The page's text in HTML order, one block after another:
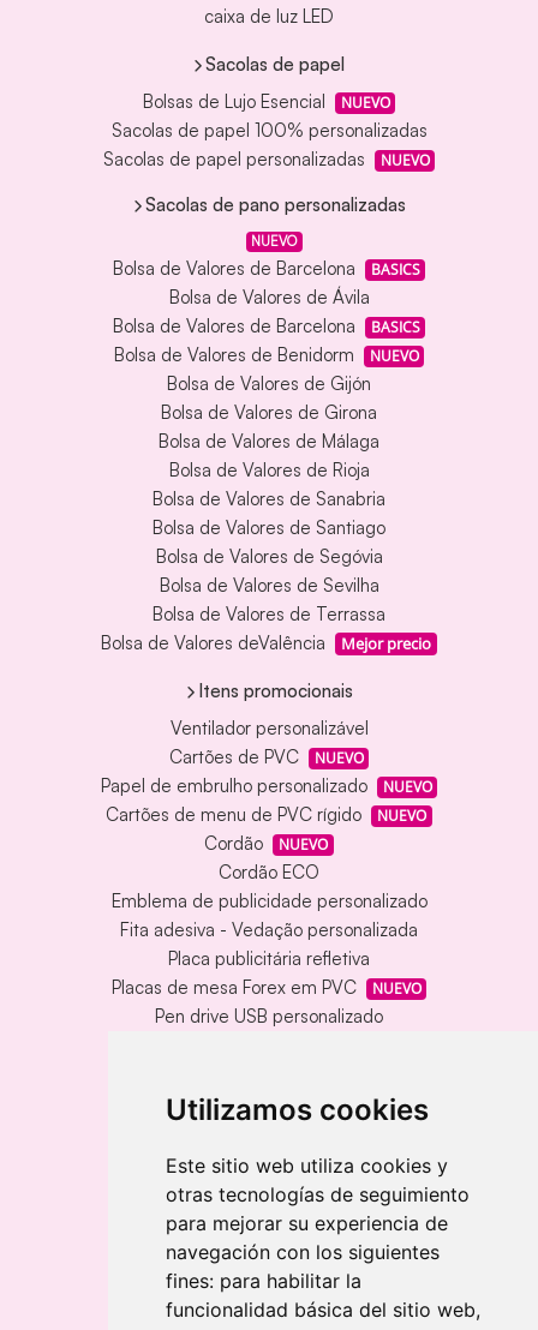
Utilizamos cookies
Este sitio web utiliza cookies y
otras tecnologías de seguimiento
para mejorar su experiencia de
navegación con los siguientes
fines: para habilitar la
funcionalidad básica del sitio web,
caixa de luz LED
Sacolas de papel
Bolsas de Lujo Esencial
NUEVO
Sacolas de papel 100% personalizadas
Sacolas de papel personalizadas
NUEVO
Sacolas de pano personalizadas
NUEVO
Bolsa de Valores de Barcelona BASICS
Bolsa de Valores de Ávila
Bolsa de Valores de Barcelona
BASICS
Bolsa de Valores de Benidorm NUEVO
Bolsa de Valores de Gijón
Bolsa de Valores de Girona
Bolsa de Valores de Málaga
Bolsa de Valores de Rioja
Bolsa de Valores de Sanabria
Bolsa de Valores de Santiago
Bolsa de Valores de Segóvia
Bolsa de Valores de Sevilha
Bolsa de Valores de Terrassa
Bolsa de Valores deValência
Mejor precio
Itens promocionais
Ventilador personalizável
Cartões de PVC
NUEVO
Papel de embrulho personalizado NUEVO
Cartões de menu de PVC rígido NUEVO
Cordão NUEVO
Cordão ECO
Emblema de publicidade personalizado
Fita adesiva - Vedação personalizada
Placa publicitária refletiva
Placas de mesa Forex em PVC
NUEVO
Pen drive USB personalizado
Chaveiro redondo em madeira e metal
Chaveiro retangular em madeira clara
Banderolas
Bandeiras publicitárias
Bandeiras publicitárias
Bandeiras publicitárias